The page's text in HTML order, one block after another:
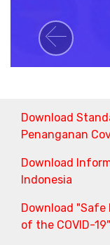
Download
Penanganan
Download
Indonesia
Download
of the COVID-19"